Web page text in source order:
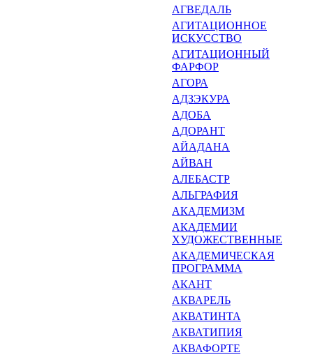
АГВЕДАЛЬ
АГИТАЦИОННОЕ
ИСКУССТВО
АГИТАЦИОННЫЙ
ФАРФОР
АГОРА
АДЗЭКУРА
АДОБА
АДОРАНТ
АЙАДАНА
АЙВАН
АЛЕБАСТР
АЛЬГРАФИЯ
АКАДЕМИЗМ
АКАДЕМИИ
ХУДОЖЕСТВЕННЫЕ
АКАДЕМИЧЕСКАЯ
ПРОГРАМ­МА
АКАНТ
АКВАРЕЛЬ
АКВАТИНТА
АКВАТИПИЯ
АКВАФОРТЕ